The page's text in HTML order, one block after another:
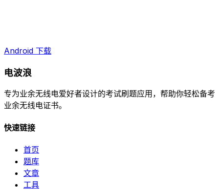
Android 下载
电波浪
专为业余无线电爱好者设计的考试刷题应用，帮助你轻松备考
业余无线电证书。
快速链接
首页
题库
文章
工具